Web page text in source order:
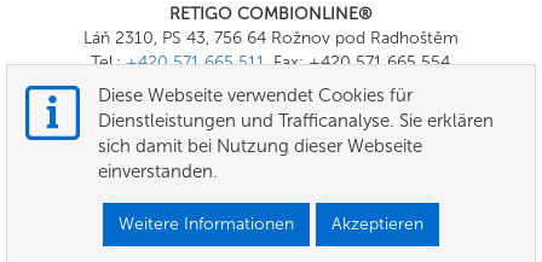
RETIGO COMBIONLINE®
Láň 2310, PS 43, 756 64 Rožnov pod Radhoštěm
Tel.:+420 571 665 511, Fax: +420 571 665 554
E-mail:info@combionline.com
Nutzungsbedingungen
Diese Webseite verwendet Cookies für
Dienstleistungen und Trafficanalyse. Sie erklären
sich damit bei Nutzung dieser Webseite
einverstanden.
Weitere Informationen Akzeptieren